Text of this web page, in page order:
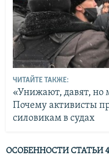
ЧИТАЙТЕ ТАКЖЕ:
«Унижают, давят, но
Почему активисты
силовикам в судах
ОСОБЕННОСТИ СТАТЬИ